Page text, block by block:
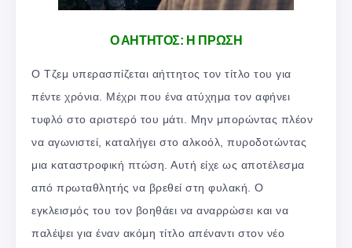
Ο ΑΗΤΗΤΟΣ: Η ΠΡΩΣΗ
Ο Τζεμ υπερασπίζεται αήττητος τον τίτλο του για
πέντε χρόνια. Μέχρι που ένα ατύχημα τον αφήνει
τυφλό στο αριστερό του μάτι. Μην μπορώντας πλέον
να αγωνιστεί, καταλήγει στο αλκοόλ, πυροδοτώντας
μια καταστροφική πτώση. Αυτή είχε ως αποτέλεσμα
από πρωταθλητής να βρεθεί στη φυλακή. O
εγκλεισμός του τον βοηθάει να αναρρώσει και να
παλέψει για έναν ακόμη τίτλο απέναντι στον νέο